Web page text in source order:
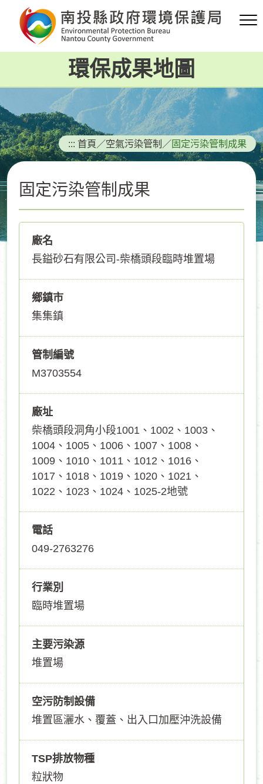
要
容
區
塊
環保成果地圖
::: 首頁 ／空氣污染管制 ／固定污染管制成果
固定污染管制成果
廠名
長鎰砂石有限公司-柴橋頭段臨時堆置場
鄉鎮市
集集鎮
管制編號
M3703554
廠址
柴橋頭段洞角小段1001、1002、1003、
1004、1005、1006、1007、1008、
1009、1010、1011、1012、1016、
1017、1018、1019、1020、1021、
1022、1023、1024、1025-2地號
電話
049-2763276
行業別
臨時堆置場
主要污染源
堆置場
空污防制設備
堆置區灑水、覆蓋、出入口加壓沖洗設備
TSP排放物種
粒狀物